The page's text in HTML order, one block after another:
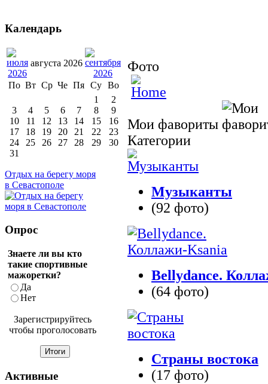
Фото
Мои фавориты
Категории
Музыканты
(92 фото)
Bellydance.
(64 фото)
Страны востока
(17 фото)
Календарь
августа 2026
По Вт Ср Че Пя Су Во
1
2
3
4 5 6 7 8
9
10
11 12 13 14 15
16
17
18 19 20 21 22
23
24
25 26 27 28 29
30
31
Отдых на берегу моря
в Севастополе
Опрос
Знаете ли вы кто
такие спортивные
мажоретки?
Да
Нет
Зарегистрируйтесь
чтобы проголосовать
Активные